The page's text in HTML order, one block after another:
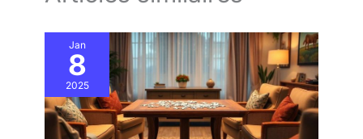
Jan
8
2025